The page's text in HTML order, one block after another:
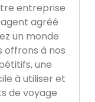
entreprise
agréé
un monde
offrons à nos
une
à utiliser et
de voyage